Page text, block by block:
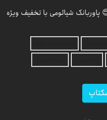
شیائومی با تخفیف ویژه